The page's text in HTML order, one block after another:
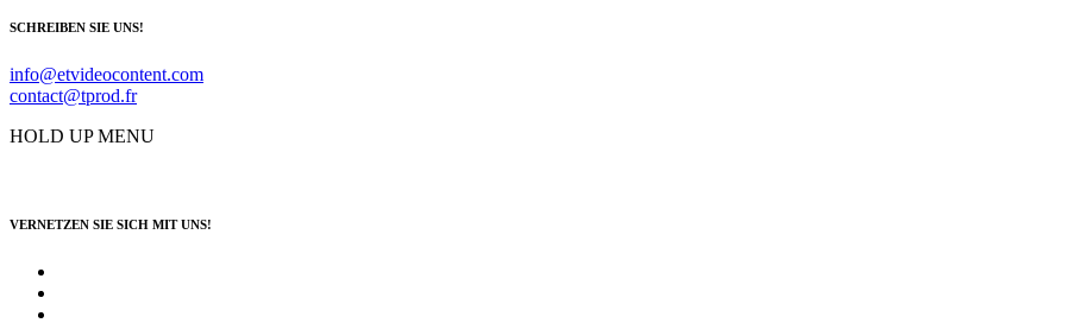
SCHREIBEN SIE UNS!
info@etvideocontent.com
contact@tprod.fr
HOLD UP MENU
VERNETZEN SIE SICH MIT UNS!